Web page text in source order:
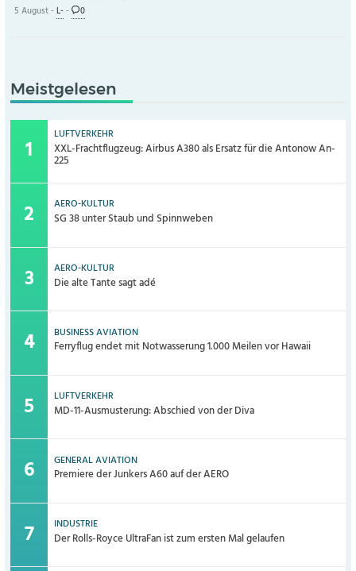
5 August -L-- 0
Meistgelesen
LUFTVERKEHR
XXL-Frachtflugzeug: Airbus A380 als Ersatz für die Antonow An-
225
AERO-KULTUR
SG 38 unter Staub und Spinnweben
AERO-KULTUR
Die alte Tante sagt adé
BUSINESS AVIATION
Ferryflug endet mit Notwasserung 1.000 Meilen vor Hawaii
LUFTVERKEHR
MD-11-Ausmusterung: Abschied von der Diva
GENERAL AVIATION
Premiere der Junkers A60 auf der AERO
INDUSTRIE
Der Rolls-Royce UltraFan ist zum ersten Mal gelaufen